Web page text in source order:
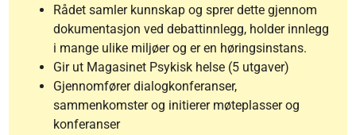
Rådet samler kunnskap og sprer dette gjennom
dokumentasjon ved debattinnlegg, holder innlegg
i mange ulike miljøer og er en høringsinstans.
Gir ut Magasinet Psykisk helse (5 utgaver)
Gjennomfører dialogkonferanser,
sammenkomster og initierer møteplasser og
konferanser